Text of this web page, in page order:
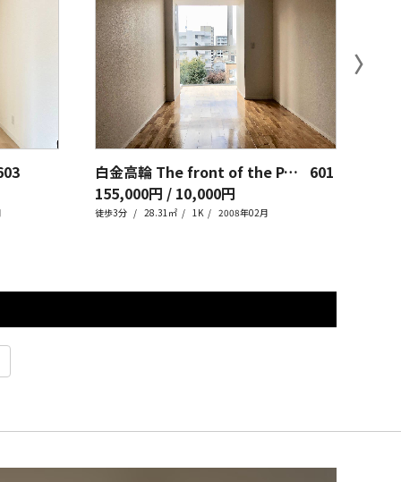
白金高輪 The front of the PARK
601
155,000円 / 10,000円
徒歩3分 28.31㎡ 1K 2008年02月
〉